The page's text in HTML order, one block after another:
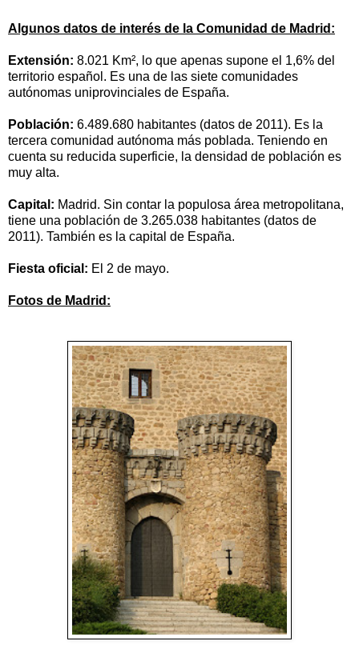
Algunos datos de interés de la Comunidad de Madrid:
Extensión: 8.021 Km², lo que apenas supone el 1,6% del
territorio español. Es una de las siete comunidades
autónomas uniprovinciales de España.
Población: 6.489.680 habitantes (datos de 2011). Es la
tercera comunidad autónoma más poblada. Teniendo en
cuenta su reducida superficie, la densidad de población es
muy alta.
Capital: Madrid. Sin contar la populosa área metropolitana,
tiene una población de 3.265.038 habitantes (datos de
2011). También es la capital de España.
Fiesta oficial: El 2 de mayo.
Fotos de Madrid: